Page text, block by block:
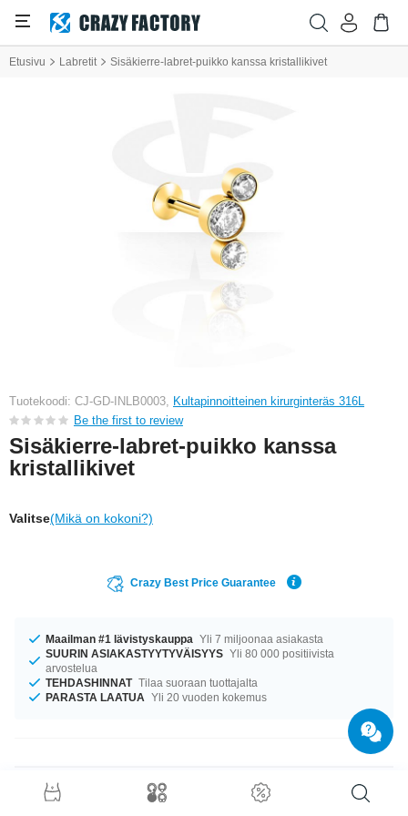
Etusivu Labretit Sisäkierre-labret-puikko kanssa kristallikivet
Tuotekoodi: CJ-GD-INLB0003, Kultapinnoitteinen kirurginteräs 316L
Be the first to review
Sisäkierre-labret-puikko kanssa
kristallikivet
Valitse(Mikä on kokoni?)
Crazy Best Price Guarantee
Maailman #1 lävistyskauppa Yli 7 miljoonaa asiakasta
SUURIN ASIAKASTYYTYVÄISYYS Yli 80 000 positiivista
arvostelua
TEHDASHINNAT Tilaa suoraan tuottajalta
PARASTA LAATUA Yli 20 vuoden kokemus
Tuotetiedot